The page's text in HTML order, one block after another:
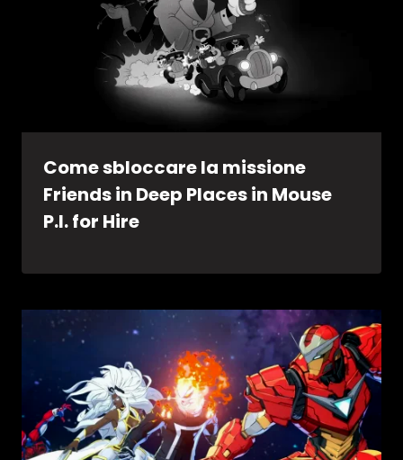
Come sbloccare la missione
Friends in Deep Places in Mouse
P.I. for Hire